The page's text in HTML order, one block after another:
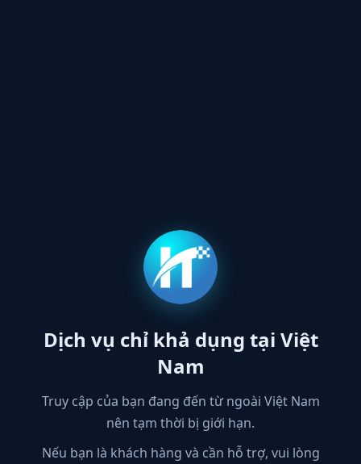
Dịch vụ chỉ khả dụng tại Việt
Nam
Truy cập của bạn đang đến từ ngoài Việt Nam
nên tạm thời bị giới hạn.
Nếu bạn là khách hàng và cần hỗ trợ, vui lòng